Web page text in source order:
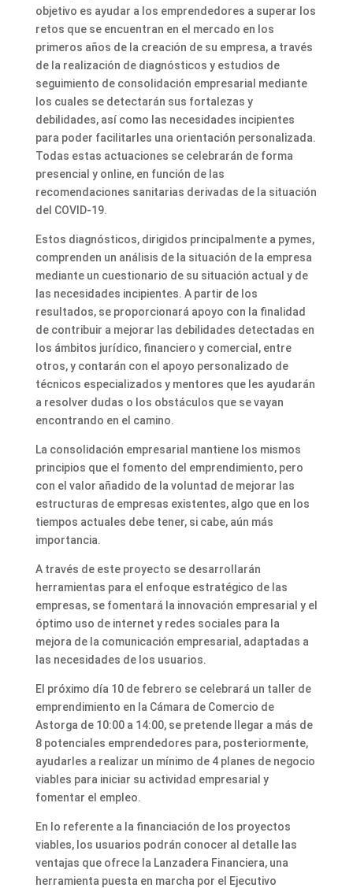
objetivo es ayudar a los emprendedores a superar los
retos que se encuentran en el mercado en los
primeros años de la creación de su empresa, a través
de la realización de diagnósticos y estudios de
seguimiento de consolidación empresarial mediante
los cuales se detectarán sus fortalezas y
debilidades, así como las necesidades incipientes
para poder facilitarles una orientación personalizada.
Todas estas actuaciones se celebrarán de forma
presencial y online, en función de las
recomendaciones sanitarias derivadas de la situación
del COVID-19.
Estos diagnósticos, dirigidos principalmente a pymes,
comprenden un análisis de la situación de la empresa
mediante un cuestionario de su situación actual y de
las necesidades incipientes. A partir de los
resultados, se proporcionará apoyo con la finalidad
de contribuir a mejorar las debilidades detectadas en
los ámbitos jurídico, financiero y comercial, entre
otros, y contarán con el apoyo personalizado de
técnicos especializados y mentores que les ayudarán
a resolver dudas o los obstáculos que se vayan
encontrando en el camino.
La consolidación empresarial mantiene los mismos
principios que el fomento del emprendimiento, pero
con el valor añadido de la voluntad de mejorar las
estructuras de empresas existentes, algo que en los
tiempos actuales debe tener, si cabe, aún más
importancia.
A través de este proyecto se desarrollarán
herramientas para el enfoque estratégico de las
empresas, se fomentará la innovación empresarial y el
óptimo uso de internet y redes sociales para la
mejora de la comunicación empresarial, adaptadas a
las necesidades de los usuarios.
El próximo día 10 de febrero se celebrará un taller de
emprendimiento en la Cámara de Comercio de
Astorga de 10:00 a 14:00, se pretende llegar a más de
8 potenciales emprendedores para, posteriormente,
ayudarles a realizar un mínimo de 4 planes de negocio
viables para iniciar su actividad empresarial y
fomentar el empleo.
En lo referente a la financiación de los proyectos
viables, los usuarios podrán conocer al detalle las
ventajas que ofrece la Lanzadera Financiera, una
herramienta puesta en marcha por el Ejecutivo